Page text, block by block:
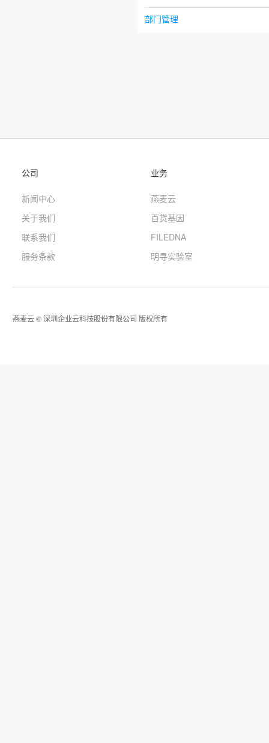
部门管理
公司
新闻中心
关于我们
联系我们
服务条款
业务
燕麦云
百货基因
FILEDNA
明寻实验室
燕麦云©深圳企业云科技股份有限公司 版权所有